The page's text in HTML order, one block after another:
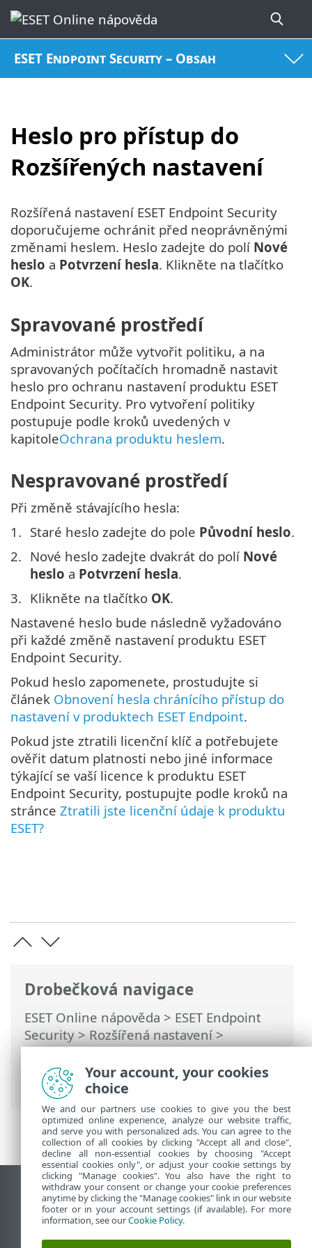
ESET Endpoint Security – Obsah
Heslo pro přístup do
Rozšířených nastavení
Drobečková navigace
ESET Online nápověda > ESET Endpoint
Security>Rozšířená nastavení>
Uživatelské rozhraní>Přístup k
nastavení > Heslo pro přístup do
Rozšířených nastavení
Rozšířená nastavení ESET Endpoint Security
doporučujeme ochránit před neoprávněnými
změnami heslem. Heslo zadejte do polí Nové
heslo a Potvrzení hesla. Klikněte na tlačítko
OK.
Spravované prostředí
Administrátor může vytvořit politiku, a na
spravovaných počítačích hromadně nastavit
heslo pro ochranu nastavení produktu ESET
Endpoint Security. Pro vytvoření politiky
postupuje podle kroků uvedených v
kapitoleOchrana produktu heslem.
Nespravované prostředí
Při změně stávajícího hesla:
Staré heslo zadejte do pole Původní heslo.
Nové heslo zadejte dvakrát do polí Nové
heslo a Potvrzení hesla.
Klikněte na tlačítko OK.
Nastavené heslo bude následně vyžadováno
při každé změně nastavení produktu ESET
Endpoint Security.
Pokud heslo zapomenete, prostudujte si
článek Obnovení hesla chránícího přístup do
nastavení v produktech ESET Endpoint.
Pokud jste ztratili licenční klíč a potřebujete
ověřit datum platnosti nebo jiné informace
týkající se vaší licence k produktu ESET
Endpoint Security, postupujte podle kroků na
stránce Ztratili jste licenční údaje k produktu
ESET?
Zobrazit verzi pro počítač
End of Life
ESET Databáze znalostí
Your account, your cookies
choice
We and our partners use cookies to give you the best
optimized online experience, analyze our website traffic,
and serve you with personalized ads. You can agree to the
collection of all cookies by clicking "Accept all and close",
decline all non-essential cookies by choosing "Accept
essential cookies only", or adjust your cookie settings by
clicking "Manage cookies". You also have the right to
withdraw your consent or change your cookie preferences
anytime by clicking the "Manage cookies" link in our website
footer or in your account settings (if available). For more
information, see ourCookie Policy.